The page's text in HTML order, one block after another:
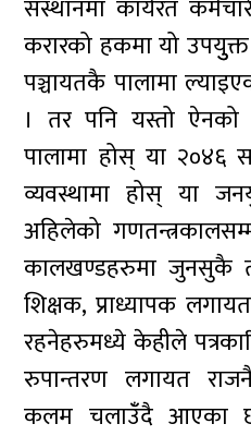
संस्थानमा कार्यरत
करारको हकमा यो
पञ्चायतकै पालामा
। तर पनि यस्तो ऐनको
पालामा होस् या २०४६
व्यवस्थामा होस् या
अहिलेको
कालखण्डहरुमा जुनसुकै
शिक्षक, प्राध्यापक
रहनेहरुमध्ये केहीले
रुपान्तरण लगायत
कलम चलाउंँदै आएका